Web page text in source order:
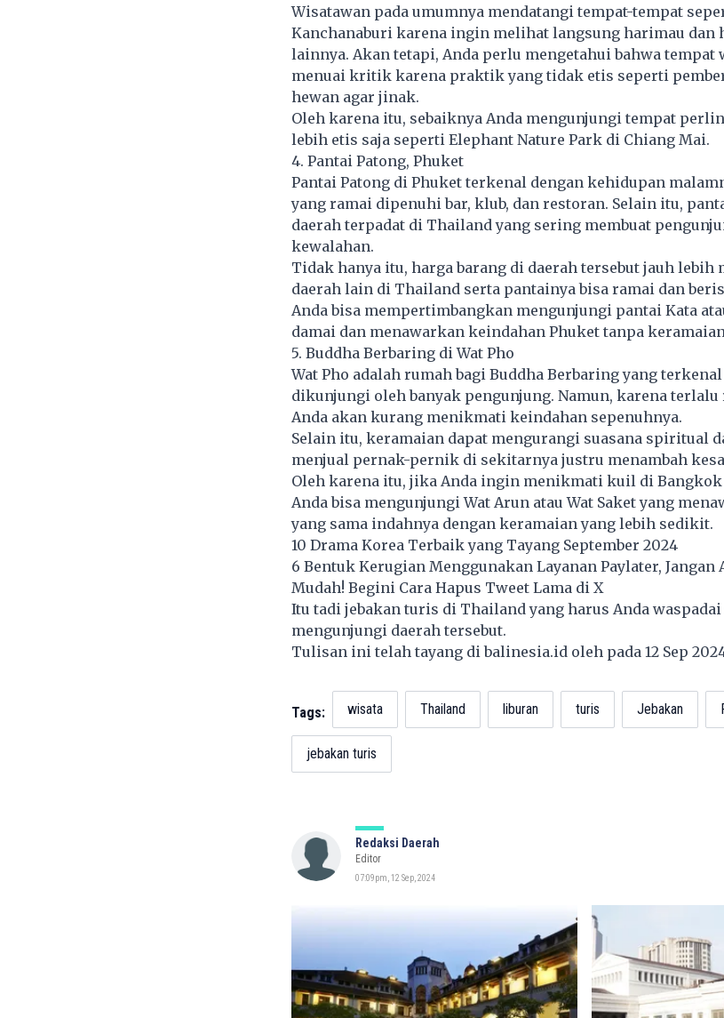
Wisatawan pada umumnya mendatangi tempat-tempat
Kanchanaburi karena ingin melihat langsung harimau dan
lainnya. Akan tetapi, Anda perlu mengetahui bahwa tempat
menuai kritik karena praktik yang tidak etis seperti
hewan agar jinak.
Oleh karena itu, sebaiknya Anda mengunjungi tempat
lebih etis saja seperti Elephant Nature Park di Chiang Mai.
4. Pantai Patong, Phuket
Pantai Patong di Phuket terkenal dengan kehidupan
yang ramai dipenuhi bar, klub, dan restoran. Selain itu,
daerah terpadat di Thailand yang sering membuat
kewalahan.
Tidak hanya itu, harga barang di daerah tersebut jauh lebih
daerah lain di Thailand serta pantainya bisa ramai dan
Anda bisa mempertimbangkan mengunjungi pantai Kata
damai dan menawarkan keindahan Phuket tanpa
5. Buddha Berbaring di Wat Pho
Wat Pho adalah rumah bagi Buddha Berbaring yang
dikunjungi oleh banyak pengunjung. Namun, karena terlalu
Anda akan kurang menikmati keindahan sepenuhnya.
Selain itu, keramaian dapat mengurangi suasana spiritual
menjual pernak-pernik di sekitarnya justru menambah
Oleh karena itu, jika Anda ingin menikmati kuil di
Anda bisa mengunjungi Wat Arun atau Wat Saket yang
yang sama indahnya dengan keramaian yang lebih sedikit.
10 Drama Korea Terbaik yang Tayang September 2024
6 Bentuk Kerugian Menggunakan Layanan Paylater, Jangan
Mudah! Begini Cara Hapus Tweet Lama di X
Itu tadi jebakan turis di Thailand yang harus Anda waspadai
mengunjungi daerah tersebut.
Tulisan ini telah tayang dibalinesia.id oleh pada 12 Sep
Tags: wisata Thailand liburan turis Jebakan
jebakan turis
Redaksi Daerah
Editor
07:09pm, 12 Sep, 2024